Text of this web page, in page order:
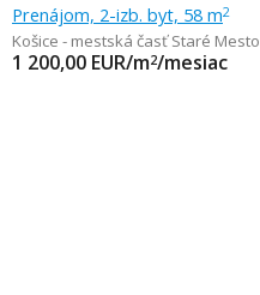
Prenájom, 2-izb. byt, 58 m2
Košice - mestská časť Staré Mesto
1 200,00 EUR/m2/mesiac